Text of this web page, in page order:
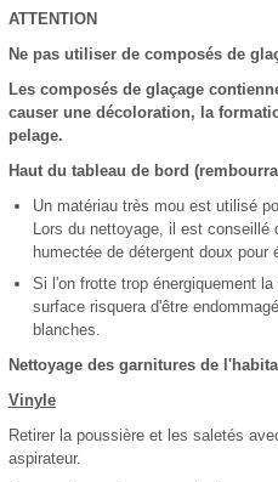
ATTENTION
Ne pas utiliser de composés de
Les composés de glaçage
causer une décoloration, la
pelage.
Haut du tableau de bord
Un matériau très mou est utilisé
Lors du nettoyage, il est conseillé
humectée de détergent doux pour
Si l'on frotte trop énergiquement
surface risquera d'être
blanches.
Nettoyage des garnitures de
Vinyle
Retirer la poussière et les saletés
aspirateur.